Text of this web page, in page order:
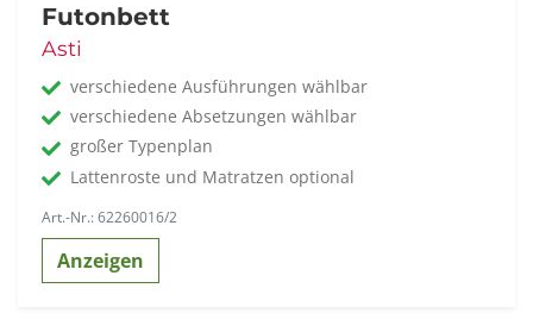
Futonbett
Asti
verschiedene Ausführungen wählbar
verschiedene Absetzungen wählbar
großer Typenplan
Lattenroste und Matratzen optional
Art.-Nr.: 62260016/2
Anzeigen